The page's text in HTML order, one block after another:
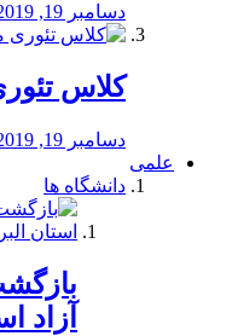
دسامبر 19, 2019
کلاس
دسامبر 19, 2019
علمی
دانشگاه ها
آزاد